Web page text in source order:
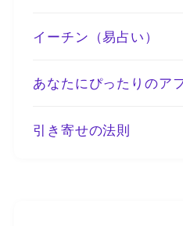
イーチン（易占い）
あなたにぴったりのア
引き寄せの法則